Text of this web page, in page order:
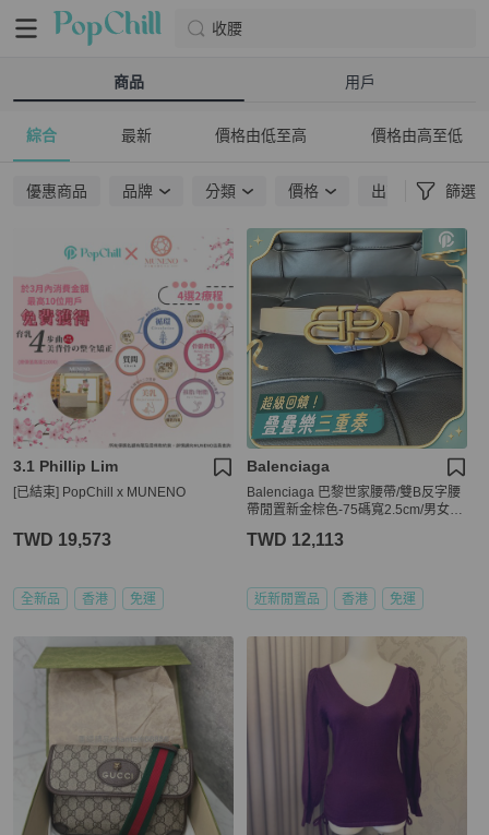
收腰
商品 用戶
綜合 最新 價格由低至高 價格由高至低
優惠商品 品牌 分類 價格 出貨地點 篩選
3.1 Phillip Lim
[已結束] PopChill x MUNENO
TWD 19,573
全新品 香港 免運
Balenciaga
Balenciaga 巴黎世家腰帶/雙B反字腰
帶閒置新金棕色-75碼寬2.5cm/男女通
TWD 12,113
近新閒置品 香港 免運